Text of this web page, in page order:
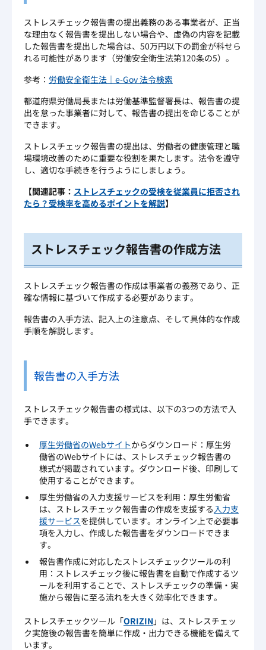
ストレスチェック報告書の提出義務のある事業者が、正当
な理由なく報告書を提出しない場合や、虚偽の内容を記載
した報告書を提出した場合は、50万円以下の罰金が科せら
れる可能性があります（労働安全衛生法第120条の5）。
参考： 労働安全衛生法｜e-Gov 法令検索
都道府県労働局長または労働基準監督署長は、報告書の提
出を怠った事業者に対して、報告書の提出を命じることが
できます。
ストレスチェック報告書の提出は、労働者の健康管理と職
場環境改善のために重要な役割を果たします。法令を遵守
し、適切な手続きを行うようにしましょう。
【関連記事： ストレスチェックの受検を従業員に拒否され
たら？受検率を高めるポイントを解説】
ストレスチェック報告書の作成方法
ストレスチェック報告書の作成は事業者の義務であり、正
確な情報に基づいて作成する必要があります。
報告書の入手方法、記入上の注意点、そして具体的な作成
手順を解説します。
報告書の入手方法
ストレスチェック報告書の様式は、以下の3つの方法で入
手できます。
厚生労働省のWebサイトからダウンロード：厚生労
働省のWebサイトには、ストレスチェック報告書の
様式が掲載されています。ダウンロード後、印刷して
使用することができます。
厚生労働省の入力支援サービスを利用：厚生労働省
は、ストレスチェック報告書の作成を支援する入力支
援サービスを提供しています。オンライン上で必要事
項を入力し、作成した報告書をダウンロードできま
す。
報告書作成に対応したストレスチェックツールの利
用：ストレスチェック後に報告書を自動で作成するツ
ールを利用することで、ストレスチェックの準備・実
施から報告に至る流れを大きく効率化できます。
ストレスチェックツール「ORIZIN」は、ストレスチェッ
ク実施後の報告書を簡単に作成・出力できる機能を備えて
います。